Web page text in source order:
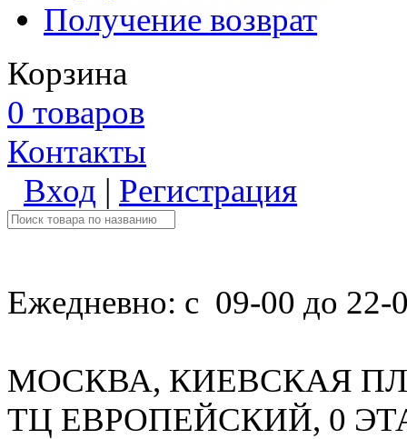
Получение возврат
Корзина
0 товаров
Контакты
Вход | Регистрация
Ежедневно: с 09-00 до 22-
МОСКВА, КИЕВСКАЯ
ТЦ ЕВРОПЕЙСКИЙ, 0